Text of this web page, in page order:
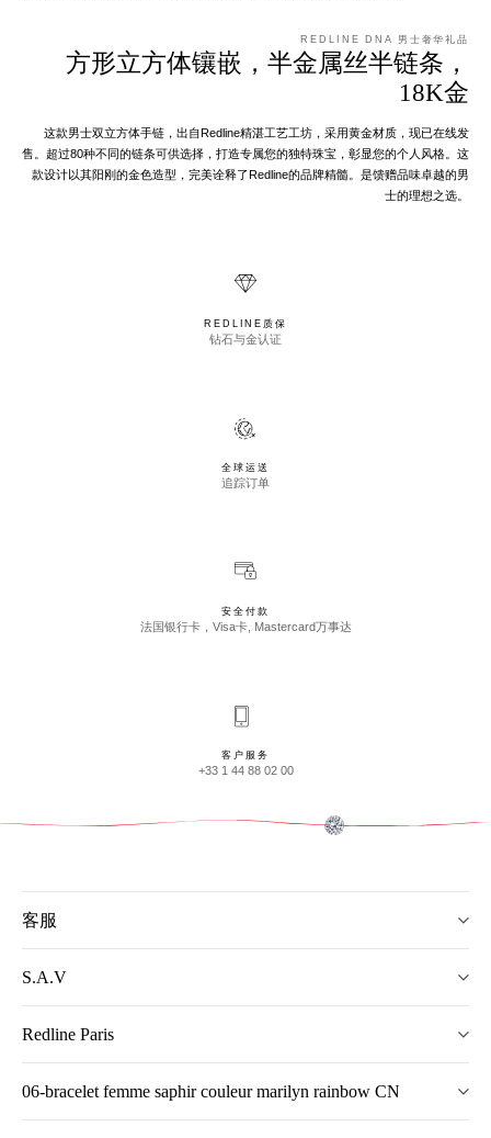
REDLINE DNA 男士奢华礼品
方形立方体镶嵌，半金属丝半链条，
18K金
这款男士双立方体手链，出自Redline精湛工艺工坊，采用黄金材质，现已在线发
售。超过80种不同的链条可供选择，打造专属您的独特珠宝，彰显您的个人风格。这
款设计以其阳刚的金色造型，完美诠释了Redline的品牌精髓。是馈赠品味卓越的男
士的理想之选。
REDLINE质保
钻石与金认证
全球运送
追踪订单
安全付款
法国银行卡，Visa卡, Mastercard万事达
客户服务
+33 1 44 88 02 00
客服
S.A.V
Redline Paris
06-bracelet femme saphir couleur marilyn rainbow CN